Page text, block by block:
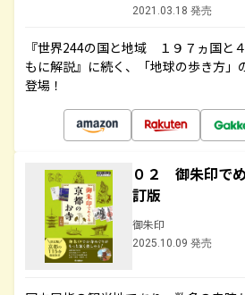
2021.03.18 発売
『世界244の国と地域 １９７ヵ国と
もに解説』に続く、「地球の歩き方」
登場！
０２ 御朱印で
訂版
御朱印
2025.10.09 発売